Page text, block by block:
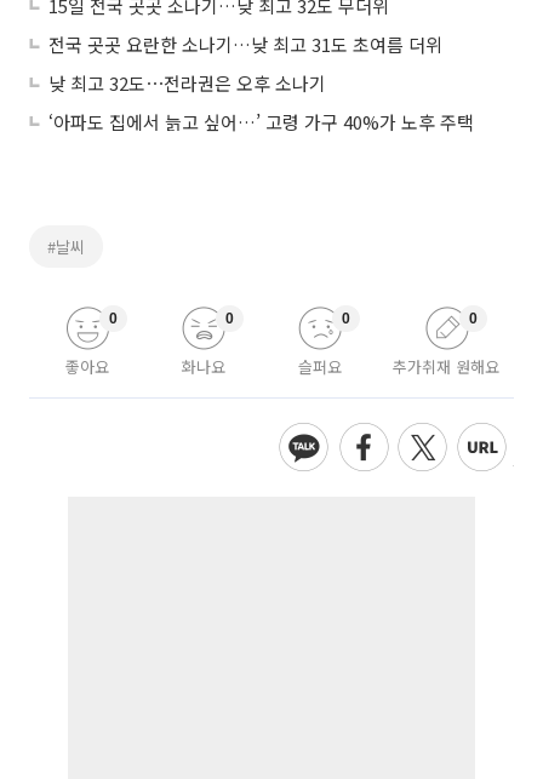
15일 전국 곳곳 소나기…낮 최고 32도 무더위
전국 곳곳 요란한 소나기…낮 최고 31도 초여름 더위
낮 최고 32도⋯전라권은 오후 소나기
‘아파도 집에서 늙고 싶어…’ 고령 가구 40%가 노후 주택
#날씨
좋아요
0
화나요
0
슬퍼요
0
추가취재 원해요
0